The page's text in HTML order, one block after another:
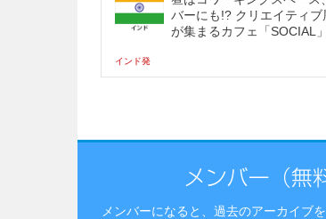
バーにも!? クリエイティ
が集まるカフェ「SOCIAL」
インド発
メンバーになると、過去のアーカイブ